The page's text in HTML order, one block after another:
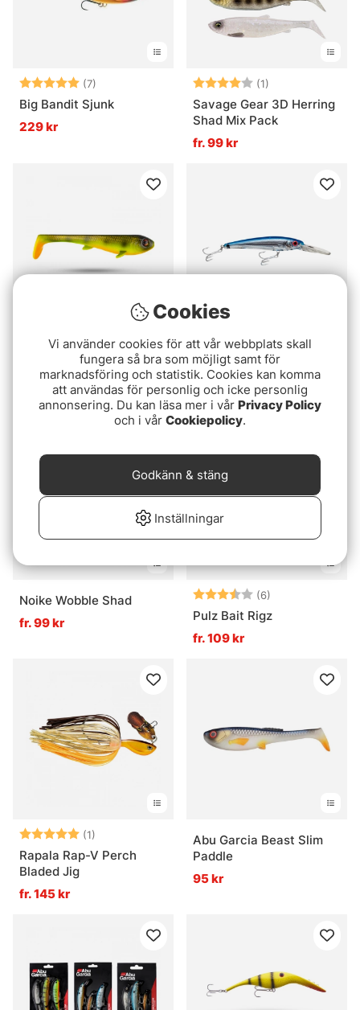
Betyg: (7)
5.0 utav 5 stjärnor
Big Bandit Sjunk
229 kr
Betyg: (1)
Savage Gear 3D Herring
Shad Mix Pack
fr. 99 kr
Eastfield Wingman 10cm
- Fire Tiger
39 kr
Betyg: (1)5.0 utav 5
Bomber SW CD30
Certified Depth
409 kr
Noike Wobble Shad
fr. 99 kr
Betyg: (6)
Pulz Bait Rigz
fr. 109 kr
Betyg: (1)
5.0 utav 5 stjärnor
Rapala Rap-V Perch
Bladed Jig
fr. 145 kr
Abu Garcia Beast Slim
Paddle
95 kr
Cookies
Vi använder cookies för att vår webbplats skall
fungera så bra som möjligt samt för
marknadsföring och statistik. Cookies kan komma
att användas för personlig och icke personlig
annonsering. Du kan läsa mer i vår Privacy Policy
och i vår Cookiepolicy.
Inställningar
Godkänn & stäng